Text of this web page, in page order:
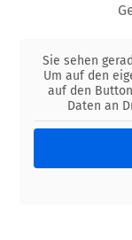
Sie sehen
Um auf den
auf den
Daten an